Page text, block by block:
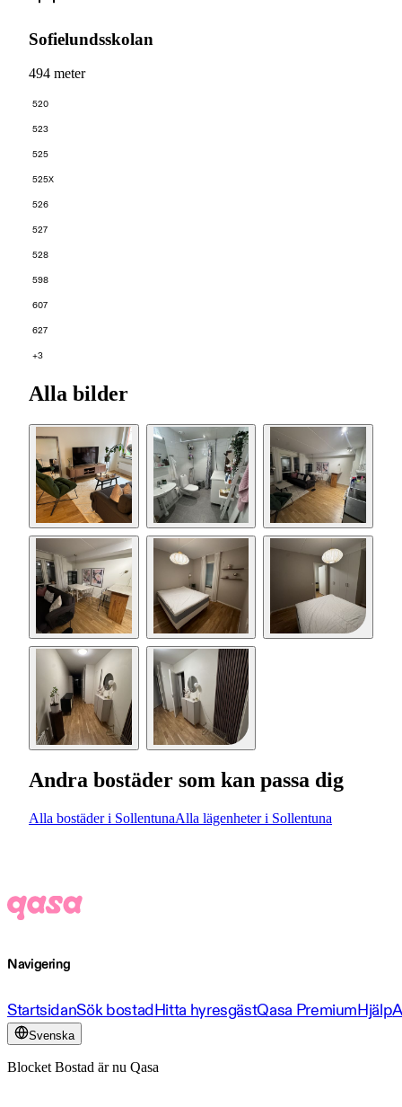
Sofielundsskolan
494 meter
520
523
525
525X
526
527
528
598
607
627
+3
Alla bilder
Andra bostäder som kan passa dig
Alla bostäder i SollentunaAlla lägenheter i Sollentuna
Navigering
StartsidanSök bostadHitta hyresgästQasa PremiumHjälp
Svenska
Blocket Bostad är nu Qasa